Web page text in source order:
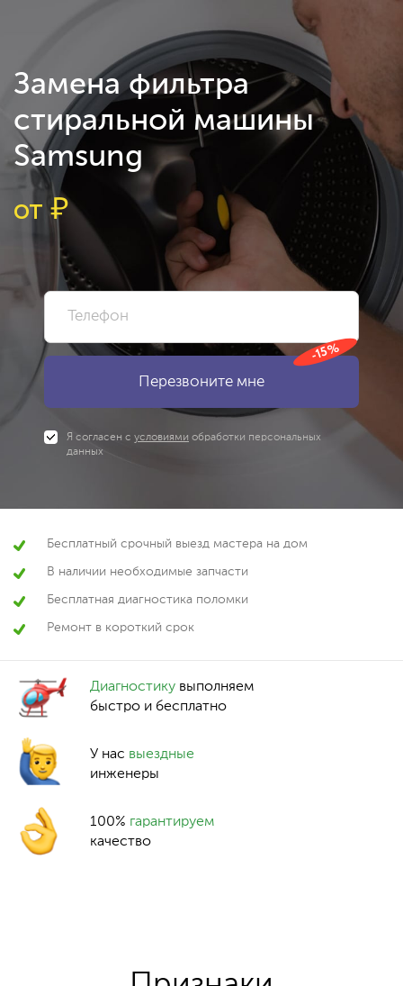
Замена фильтра
стиральной машины
Samsung
от₽
-15%
Я согласен с условиями обработки персональных
данных
Бесплатный срочный выезд мастера на дом
В наличии необходимые запчасти
Бесплатная диагностика поломки
Ремонт в короткий срок
Диагностику выполняем
быстро и бесплатно
У нас выездные
инженеры
100% гарантируем
качество